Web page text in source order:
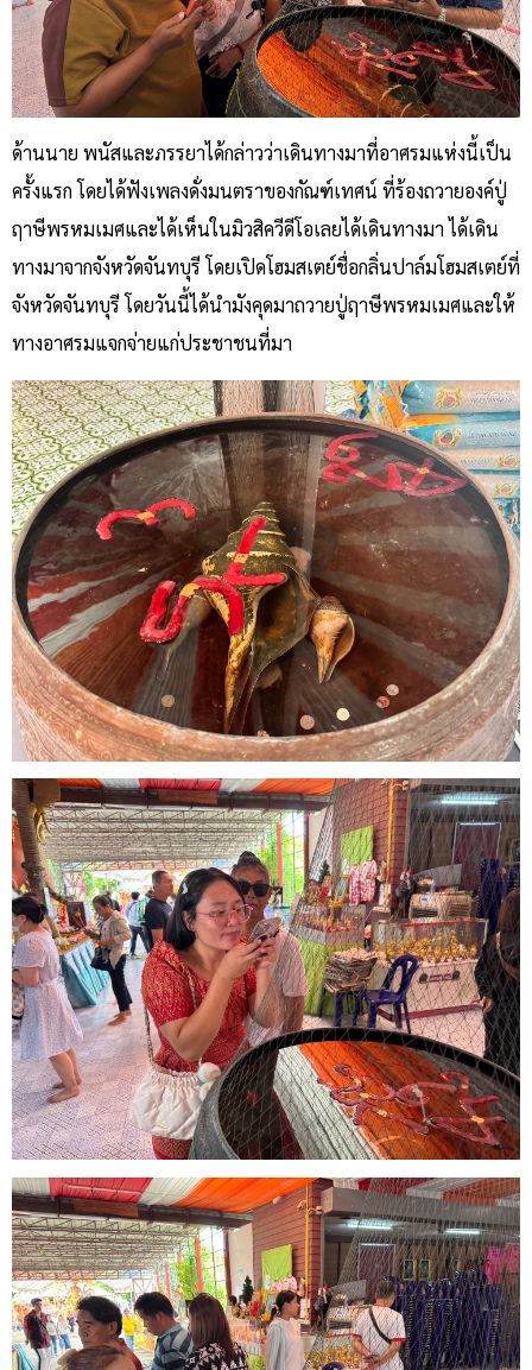
ด้านนาย พนัสและภรรยาได้กล่าวว่าเดินทางมาที่อาศรมแห่งนี้เป็น
ครั้งแรก โดยได้ฟังเพลงดั่งมนตราของกัณฑ์เทศน์ ที่ร้องถวายองค์ปู่
ฤาษีพรหมเมศและได้เห็นในมิวสิควีดีโอเลยได้เดินทางมา ได้เดิน
ทางมาจากจังหวัดจันทบุรี โดยเปิดโฮมสเตย์ชื่อกลิ่นปาล์มโฮมสเตย์ที่
จังหวัดจันทบุรี โดยวันนี้ได้นำมังคุดมาถวายปู่ฤาษีพรหมเมศและให้
ทางอาศรมแจกจ่ายแก่ประชาชนที่มา